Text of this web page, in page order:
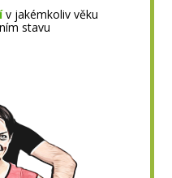
v jakémkoliv věku
stavu